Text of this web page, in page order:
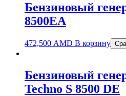
Бензиновый
8500EA
472,500 AMD В корзину
Бензиновый
Techno S 8500 DE